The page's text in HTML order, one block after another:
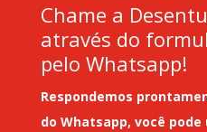
Chame a
através do
pelo Whatsapp!
Respondemos
do Whatsapp, você